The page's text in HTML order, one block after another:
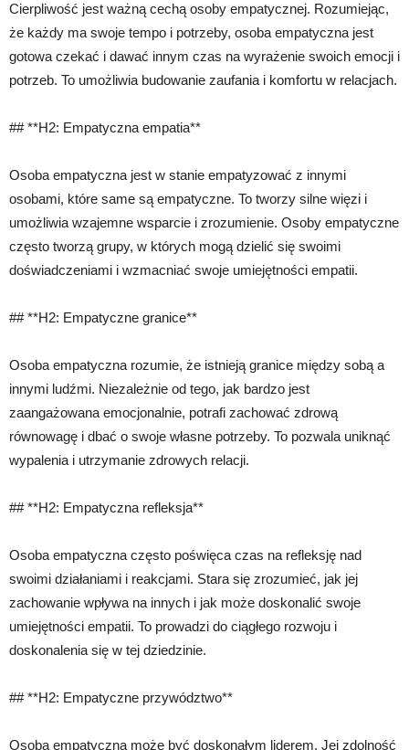
Cierpliwość jest ważną cechą osoby empatycznej. Rozumiejąc,
że każdy ma swoje tempo i potrzeby, osoba empatyczna jest
gotowa czekać i dawać innym czas na wyrażenie swoich emocji i
potrzeb. To umożliwia budowanie zaufania i komfortu w relacjach.
## **H2: Empatyczna empatia**
Osoba empatyczna jest w stanie empatyzować z innymi
osobami, które same są empatyczne. To tworzy silne więzi i
umożliwia wzajemne wsparcie i zrozumienie. Osoby empatyczne
często tworzą grupy, w których mogą dzielić się swoimi
doświadczeniami i wzmacniać swoje umiejętności empatii.
## **H2: Empatyczne granice**
Osoba empatyczna rozumie, że istnieją granice między sobą a
innymi ludźmi. Niezależnie od tego, jak bardzo jest
zaangażowana emocjonalnie, potrafi zachować zdrową
równowagę i dbać o swoje własne potrzeby. To pozwala uniknąć
wypalenia i utrzymanie zdrowych relacji.
## **H2: Empatyczna refleksja**
Osoba empatyczna często poświęca czas na refleksję nad
swoimi działaniami i reakcjami. Stara się zrozumieć, jak jej
zachowanie wpływa na innych i jak może doskonalić swoje
umiejętności empatii. To prowadzi do ciągłego rozwoju i
doskonalenia się w tej dziedzinie.
## **H2: Empatyczne przywództwo**
Osoba empatyczna może być doskonałym liderem. Jej zdolność